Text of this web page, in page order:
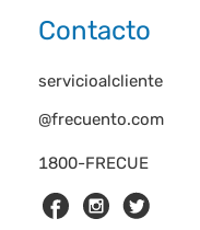
Contacto
1800-FRECUE
servicioalcliente
@frecuento.com